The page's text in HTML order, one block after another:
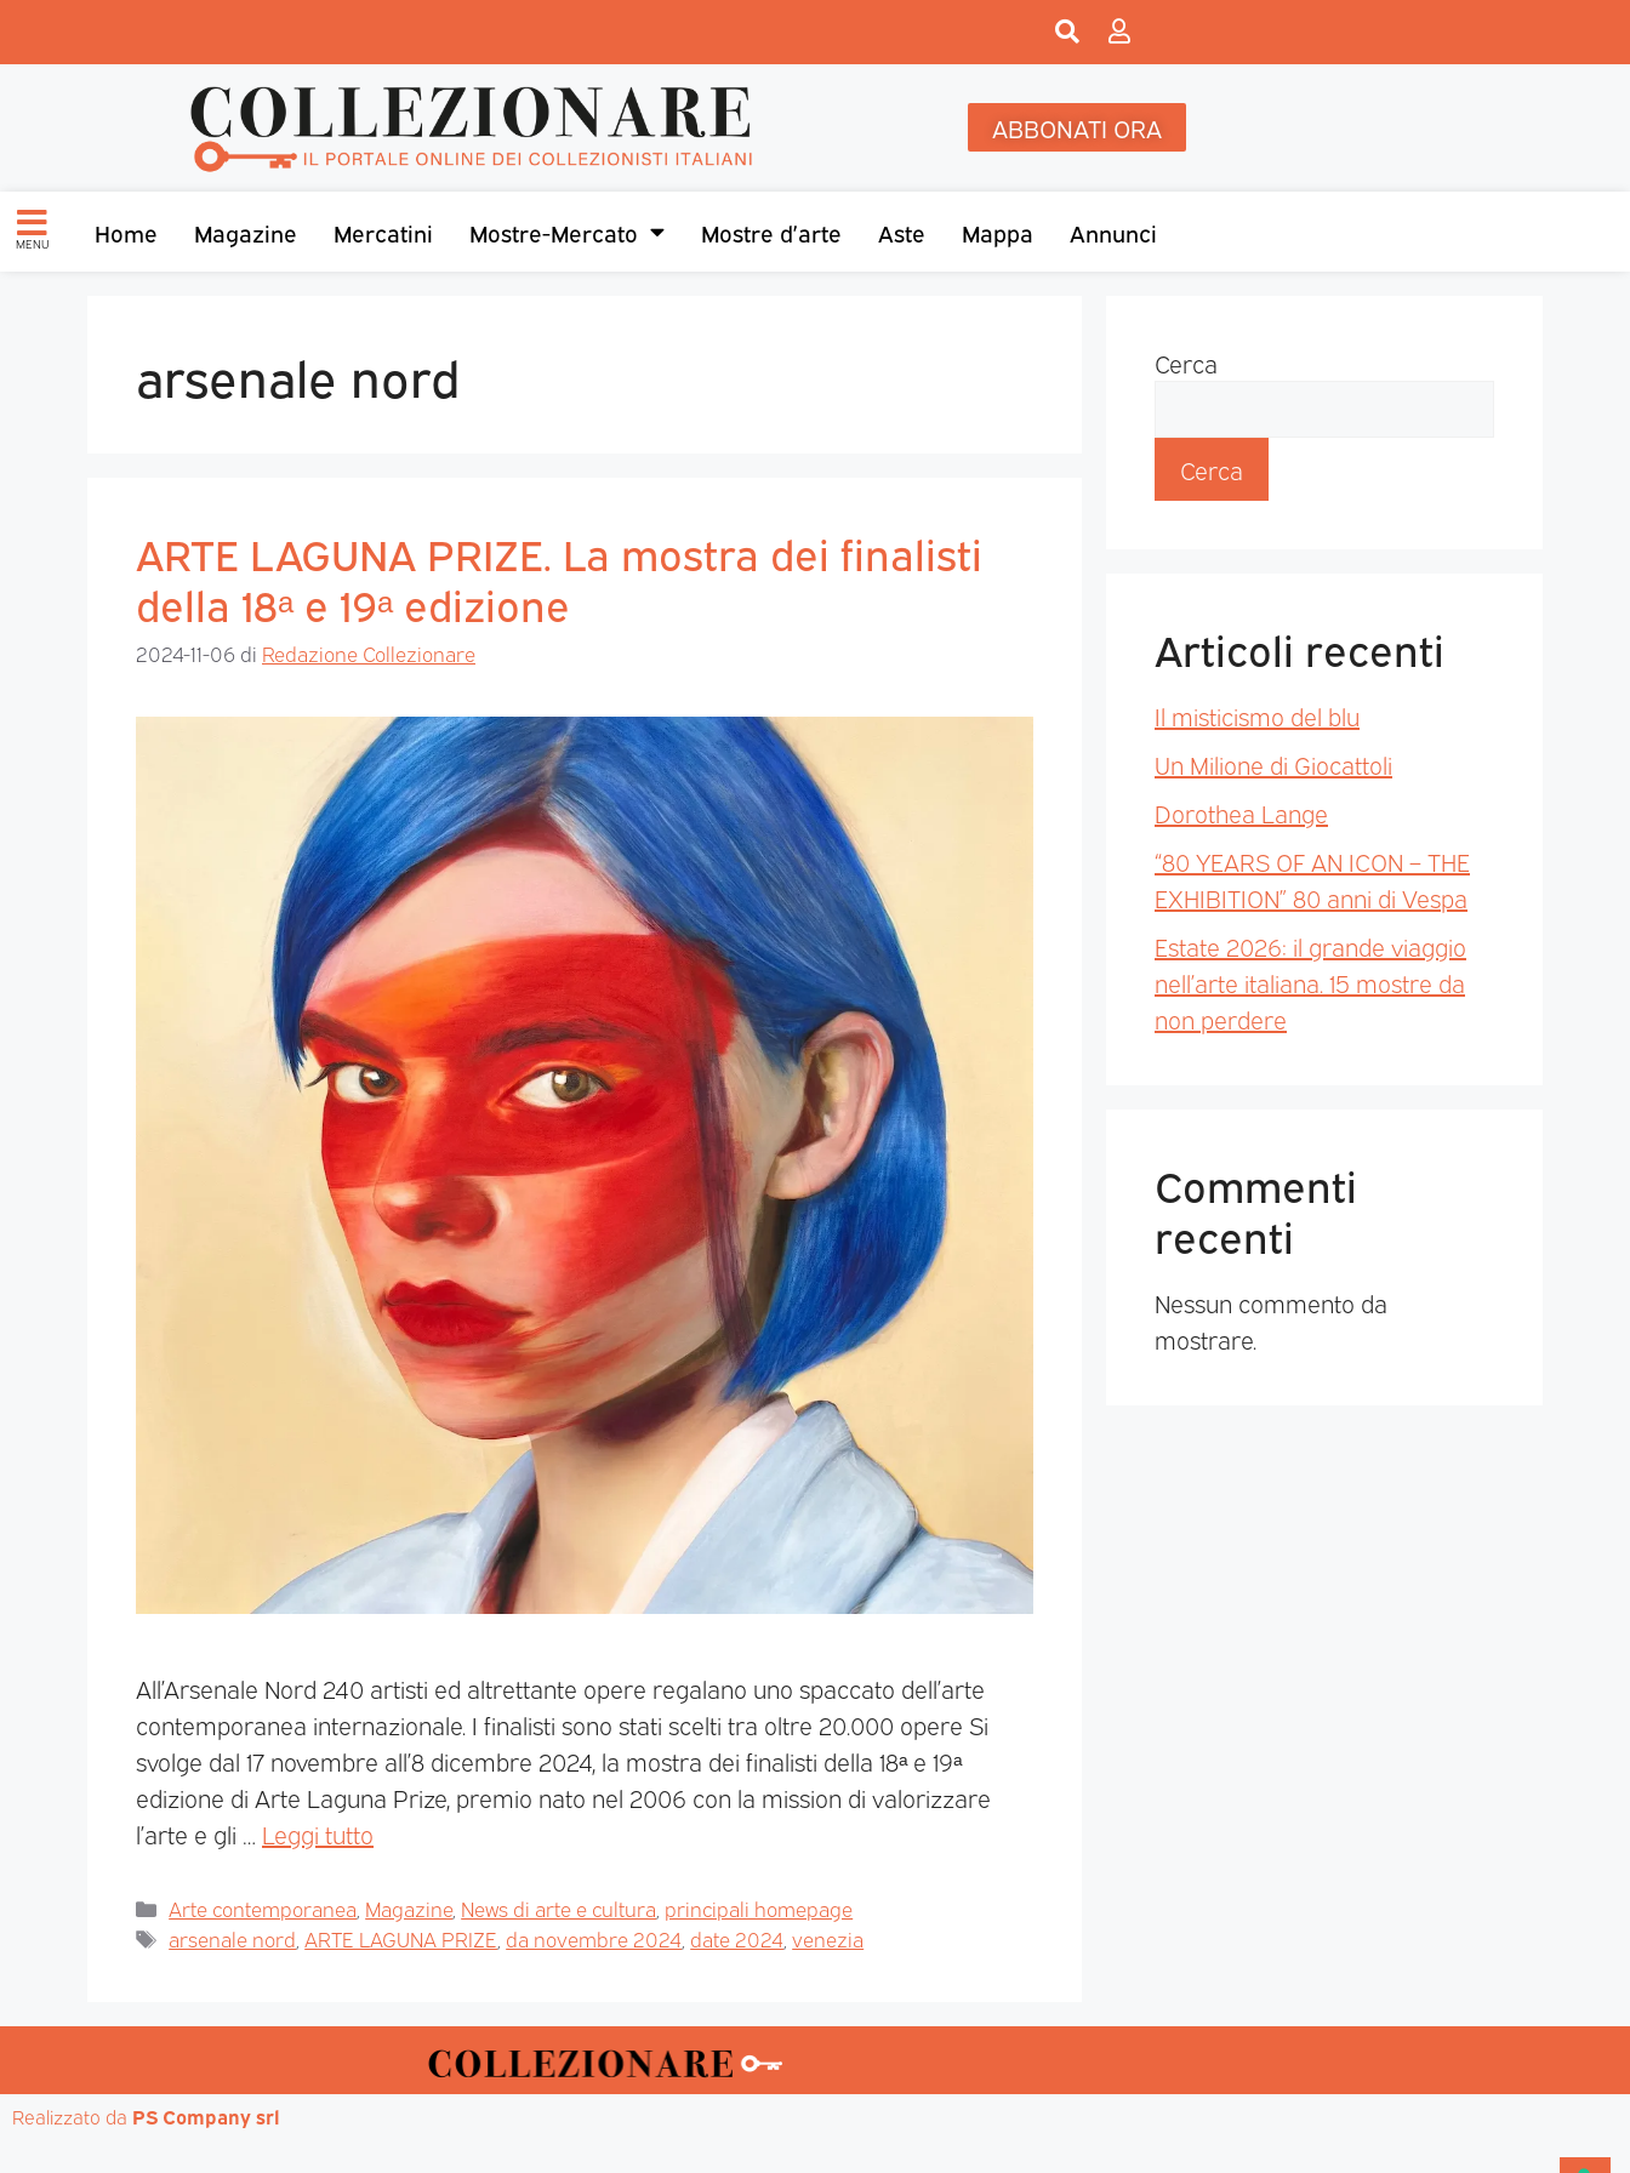
ABBONATI ORA
MENU Home Magazine Mercatini Mostre-Mercato Mostre d’arte Aste Mappa Annunci
arsenale nord
ARTE LAGUNA PRIZE. La mostra dei finalisti
della 18ᵃ e 19ᵃ edizione
2024-11-06 di Redazione Collezionare
All’Arsenale Nord 240 artisti ed altrettante opere regalano uno spaccato dell’arte
contemporanea internazionale. I finalisti sono stati scelti tra oltre 20.000 opere Si
svolge dal 17 novembre all’8 dicembre 2024, la mostra dei finalisti della 18ᵃ e 19ᵃ
edizione di Arte Laguna Prize, premio nato nel 2006 con la mission di valorizzare
l’arte e gli … Leggi tutto
Arte contemporanea Magazine, News di arte e cultura principali homepage
arsenale nord ,ARTE LAGUNA PRIZE da novembre 2024 date 2024 ,venezia
Cerca
Cerca
Articoli recenti
Il misticismo del blu
Un Milione di Giocattoli
Dorothea Lange
“80 YEARS OF AN ICON – THE
EXHIBITION” 80 anni di Vespa
Estate 2026: il grande viaggio
nell’arte italiana. 15 mostre da
non perdere
Commenti
recenti
Nessun commento da
mostrare.
Realizzato da PS Company srl